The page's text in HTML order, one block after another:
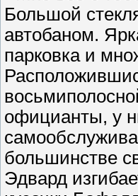
Большой
автобаном.
парковка и
официанты, у
большинстве
Эдвард